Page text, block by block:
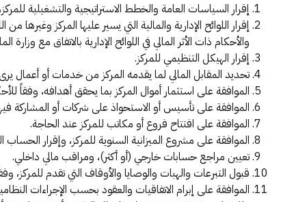
إقرار السياسات العامة والخطط الاستراتيجية والتشغيلية
إقرار اللوائح الإدارية والمالية التي يسير عليها المركز وغيرها
والأحكام ذات الأثر المالي في اللوائح الإدارية بالاتفاق مع وزارة
إقرار الهيكل التنظيمي للمركز.
تحديد المقابل المالي لما يقدمه المركز من خدمات أو أعمال
الموافقة على استثمار أموال المركز بما يحقق أهدافه، وفقاً
الموافقة على تأسيس أو الاستحواذ على شركات أو المشاركة
الموافقة على افتتاح فروع أو مكاتب للمركز عند الحاجة.
الموافقة على مشروع الميزانية السنوية للمركز، وإقرار
تعيين مراجع حسابات خارجي (أو أكثر)، ومراقب مالي داخلي.
قبول التبرعات والهبات والوصايا والأوقاف التي تقدم للمركز،
الموافقة على إبرام الاتفاقيات والعقود بحسب الإجراءات